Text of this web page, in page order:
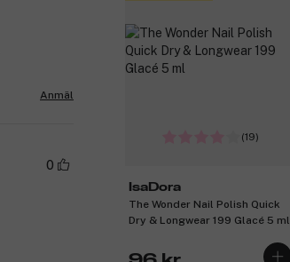
(19)
IsaDora
The Wonder Nail Polish Quick
Dry & Longwear 199 Glacé 5 ml
Anmäl
0